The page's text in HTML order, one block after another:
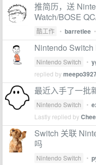
推简历，送
Watch/BOSE
酷工作 • barretlee •
Nintendo Switch
Nintendo Switch •
replied by
最近入手了一批
Nintendo Switch •
Lastly replied by
Switch 关联
吗
Nintendo Switch •